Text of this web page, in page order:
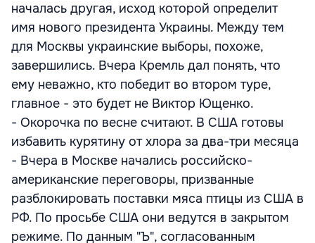
началась другая, исход которой определит
имя нового президента Украины. Между тем
для Москвы украинские выборы, похоже,
завершились. Вчера Кремль дал понять, что
ему неважно, кто победит во втором туре,
главное - это будет не Виктор Ющенко.
- Окорочка по весне считают. В США готовы
избавить курятину от хлора за два-три месяца
- Вчера в Москве начались российско-
американские переговоры, призванные
разблокировать поставки мяса птицы из США в
РФ. По просьбе США они ведутся в закрытом
режиме. По данным "Ъ", согласованным